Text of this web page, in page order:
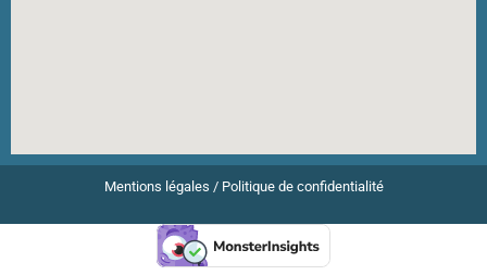
Mentions légales / Politique de confidentialité